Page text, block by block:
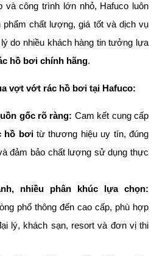
và công trình lớn nhỏ, Hafuco luôn
chất lượng, giá tốt và dịch vụ
do nhiều khách hàng tin tưởng lựa
hồ bơi chính hãng.
vợt vớt rác hồ bơi tại Hafuco:
gốc rõ ràng: Cam kết cung cấp
hồ bơitừ thương hiệu uy tín, đúng
đảm bảo chất lượng sử dụng thực
nhiều phân khúc lựa chọn:
phổ thông đến cao cấp, phù hợp
lý, khách sạn, resort và đơn vị thi